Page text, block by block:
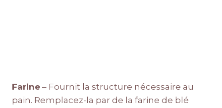
Farine – Fournit la structure nécessaire au
pain. Remplacez-la par de la farine de blé